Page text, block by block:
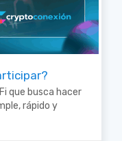
que busca hacer
rápido y